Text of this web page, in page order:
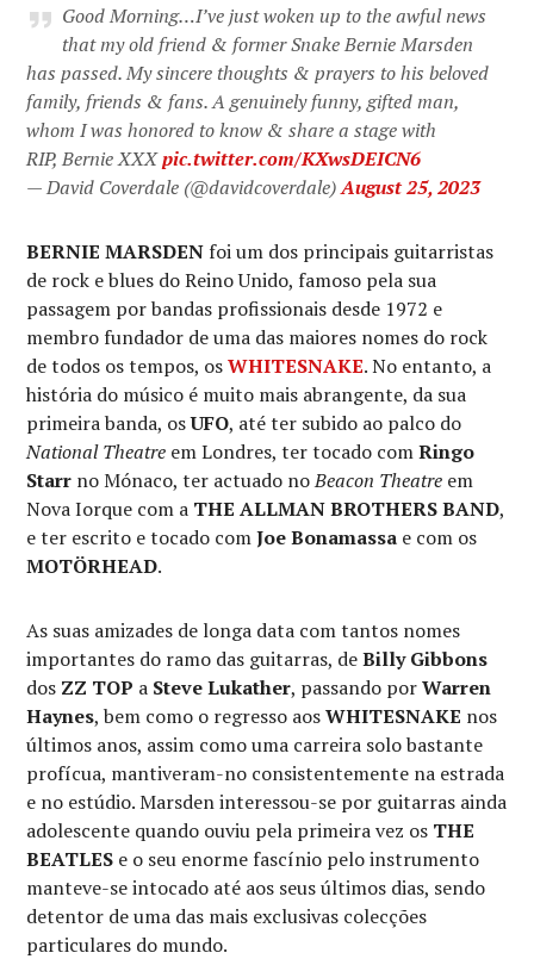
Good Morning…I’ve just woken up to the awful news
that my old friend & former Snake Bernie Marsden
has passed. My sincere thoughts & prayers to his beloved
family, friends & fans. A genuinely funny, gifted man,
whom I was honored to know & share a stage with
RIP, Bernie XXXpic.twitter.com/KXwsDEICN6
— David Coverdale (@davidcoverdale)August 25, 2023
BERNIE MARSDEN foi um dos principais guitarristas
de rock e blues do Reino Unido, famoso pela sua
passagem por bandas profissionais desde 1972 e
membro fundador de uma das maiores nomes do rock
de todos os tempos, osWHITESNAKE. No entanto, a
história do músico é muito mais abrangente, da sua
primeira banda, osUFO, até ter subido ao palco do
National Theatre em Londres, ter tocado comRingo
Starr no Mónaco, ter actuado noBeacon Theatre em
Nova Iorque com a THE ALLMAN BROTHERS BAND,
e ter escrito e tocado comJoe Bonamassa e com os
MOTÖRHEAD.
As suas amizades de longa data com tantos nomes
importantes do ramo das guitarras, deBilly Gibbons
dos ZZ TOP a Steve Lukather, passando porWarren
Haynes, bem como o regresso aosWHITESNAKE nos
últimos anos, assim como uma carreira solo bastante
profícua, mantiveram-no consistentemente na estrada
e no estúdio. Marsden interessou-se por guitarras ainda
adolescente quando ouviu pela primeira vez os THE
BEATLES e o seu enorme fascínio pelo instrumento
manteve-se intocado até aos seus últimos dias, sendo
detentor de uma das mais exclusivas colecções
particulares do mundo.